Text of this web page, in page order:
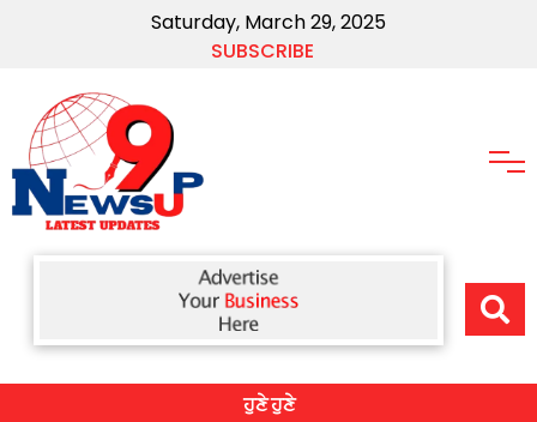
Saturday, March 29, 2025
SUBSCRIBE
ਹੁਣੇ ਹੁਣੇ